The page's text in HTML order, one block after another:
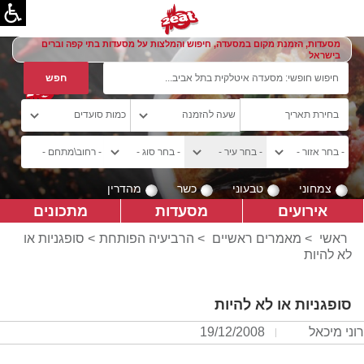
מסעדות, הזמנת מקום במסעדה, חיפוש והמלצות על מסעדות בתי קפה וברים
בישראל
צמחוני טבעוני כשר מהדרין
אירועים מסעדות מתכונים
ראשי > מאמרים ראשיים > הרביעיה הפותחת > סופגניות או
לא להיות
סופגניות או לא להיות
רוני מיכאל 19/12/2008